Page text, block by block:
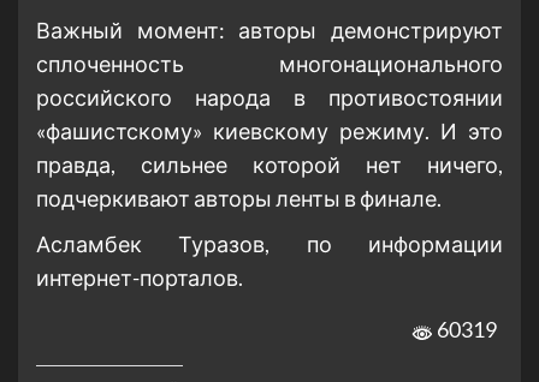
Важный момент: авторы демонстрируют
сплоченность многонационального
российского народа в противостоянии
«фашистскому» киевскому режиму. И это
правда, сильнее которой нет ничего,
подчеркивают авторы ленты в финале.
Асламбек Туразов, по информации
интернет-порталов.
60319